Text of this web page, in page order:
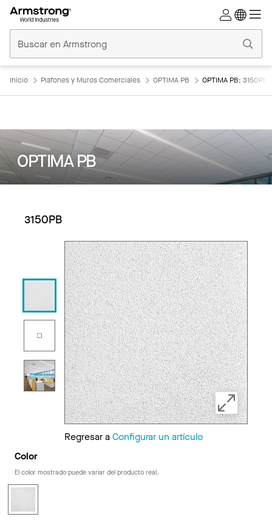
Comerciales
Inicio
Inicio Plafones y Muros Comerciales OPTIMA PB OPTIMA PB: 3150PB
OPTIMA PB
3150PB
Regresar aConfigurar un artículo
Color
El color mostrado puede variar del producto real.